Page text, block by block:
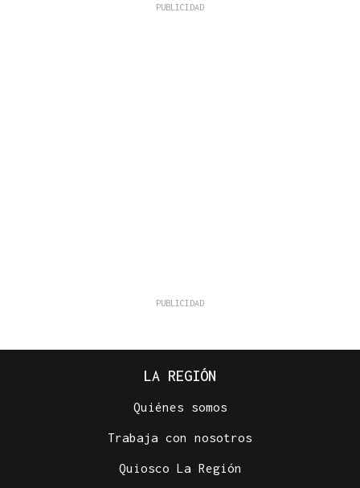
LA REGIÓN
Quiénes somos
Trabaja con nosotros
Quiosco La Región